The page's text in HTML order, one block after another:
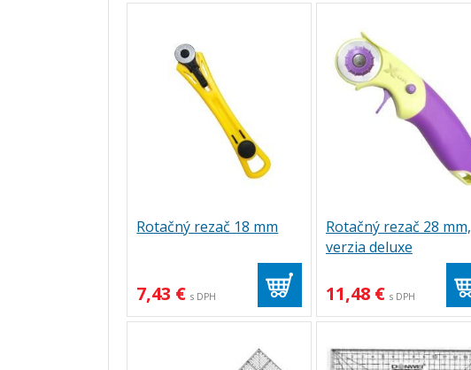
Rotačný rezač 18 mm
7,43 € s DPH
Rotačný rezač 28 mm,
verzia deluxe
11,48 € s DPH